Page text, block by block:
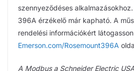
szennyeződéses
396A érzékelő már kapható. A
rendelési információkért
Emerson.com/Rosemount396A
A Modbus a Schneider Electric